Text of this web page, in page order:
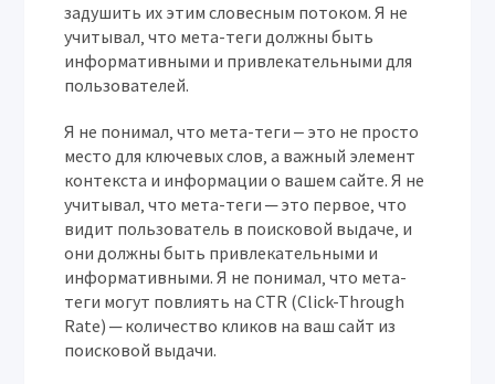
задушить их этим словесным потоком. Я не
учитывал‚ что мета-теги должны быть
информативными и привлекательными для
пользователей.
Я не понимал‚ что мета-теги ‒ это не просто
место для ключевых слов‚ а важный элемент
контекста и информации о вашем сайте. Я не
учитывал‚ что мета-теги ─ это первое‚ что
видит пользователь в поисковой выдаче‚ и
они должны быть привлекательными и
информативными. Я не понимал‚ что мета-
теги могут повлиять на CTR (Click-Through
Rate) ─ количество кликов на ваш сайт из
поисковой выдачи.